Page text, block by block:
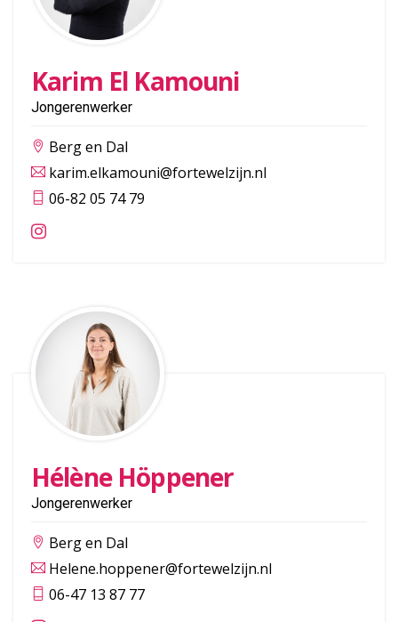
Karim El Kamouni
Jongerenwerker
Berg en Dal
karim.elkamouni@fortewelzijn.nl
06-82 05 74 79
Hélène Höppener
Jongerenwerker
Berg en Dal
Helene.hoppener@fortewelzijn.nl
06-47 13 87 77